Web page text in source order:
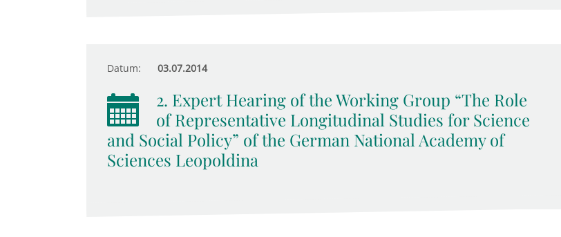
Datum: 03.07.2014
2. Expert Hearing of the Working Group “The Role
of Representative Longitudinal Studies for Science
and Social Policy” of the German National Academy of
Sciences Leopoldina